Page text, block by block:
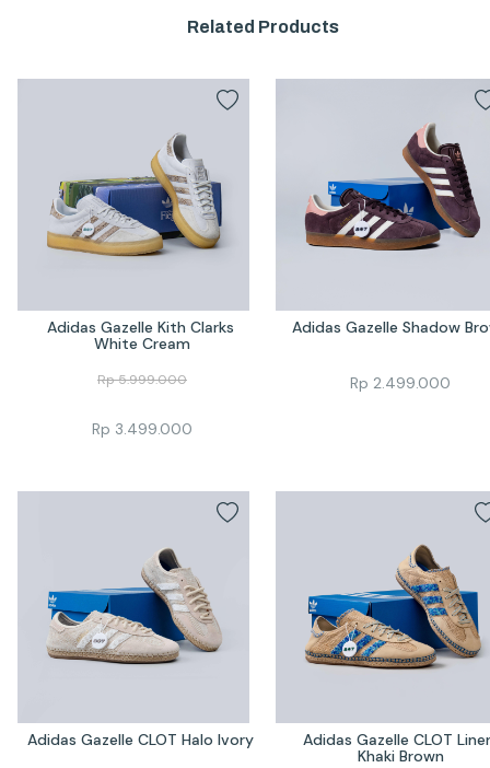
Related Products
Adidas Gazelle Kith Clarks
White Cream
Rp5.999.000
Rp 3.499.000
Adidas Gazelle Shadow
Rp 2.499.000
Adidas Gazelle CLOT Halo Ivory
Adidas Gazelle CLOT
Khaki Brown